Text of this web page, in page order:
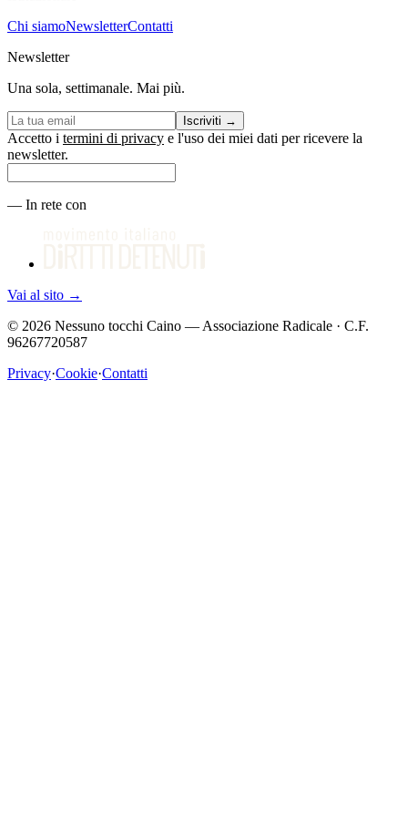
Chi siamoNewsletterContatti
Newsletter
Una sola, settimanale. Mai più.
Iscriviti →
Accetto i termini di privacy e l'uso dei miei dati per ricevere la
newsletter.
— In rete con
Vai al sito →
© 2026 Nessuno tocchi Caino — Associazione Radicale · C.F.
96267720587
Privacy·Cookie·Contatti